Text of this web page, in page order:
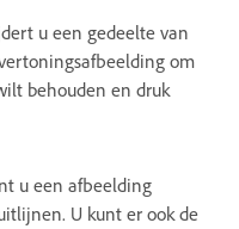
u een gedeelte van
om
behouden en druk
u een afbeelding
U kunt er ook de